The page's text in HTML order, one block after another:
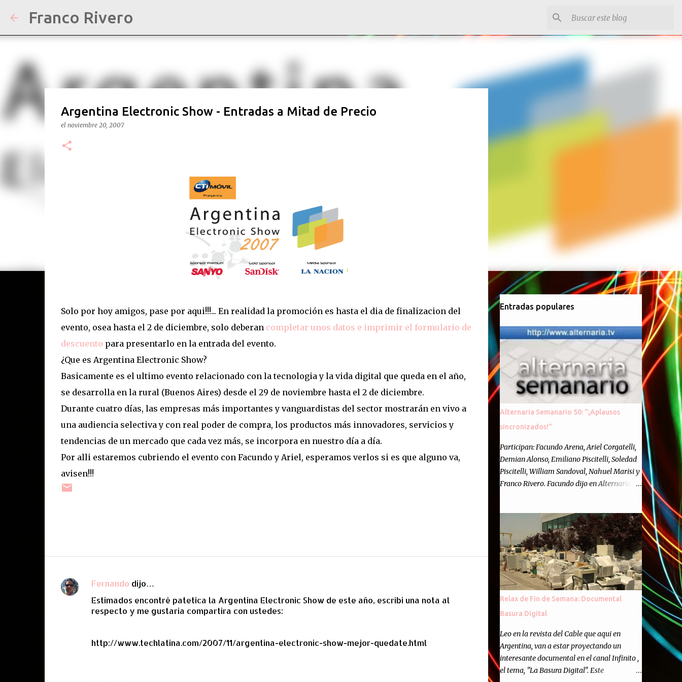
Franco Rivero
Argentina Electronic Show - Entradas a Mitad de Precio
el noviembre 20, 2007
Solo por hoy amigos, pase por aqui!!!... En realidad la promoción es hasta el dia de finalizacion del
evento, osea hasta el 2 de diciembre, solo deberan completar unos datos e imprimir el formulario de
descuento para presentarlo en la entrada del evento.
¿Que es Argentina Electronic Show?
Basicamente es el ultimo evento relacionado con la tecnologia y la vida digital que queda en el año,
se desarrolla en la rural (Buenos Aires) desde el 29 de noviembre hasta el 2 de diciembre.
Durante cuatro días, las empresas más importantes y vanguardistas del sector mostrarán en vivo a
una audiencia selectiva y con real poder de compra, los productos más innovadores, servicios y
tendencias de un mercado que cada vez más, se incorpora en nuestro día a día.
Por alli estaremos cubriendo el evento con Facundo y Ariel, esperamos verlos si es que alguno va,
avisen!!!
C
Fernando dijo…
Estimados encontré patetica la Argentina Electronic Show de este año, escribi una nota al
respecto y me gustaria compartira con ustedes:
http://www.techlatina.com/2007/11/argentina-electronic-show-mejor-quedate.html
Entradas populares
Alternaria Semanario 50: "¡Aplausos
sincronizados!"
Participan: Facundo Arena, Ariel Corgatelli,
Demian Alonso, Emiliano Piscitelli, Soledad
Piscitelli, William Sandoval, Nahuel Marisi y
Franco Rivero. Facundo dijo en Alternaria :
Cincuenta ocasiones para ponernos en
contacto con ustedes y contarles las noticias
de tecnología más importantes, desde
nuestra propia óptica: un punto de vista
independiente e informal.Para festejarlo, se
nos ocurrió que estemos todos juntos; y
cuando digo "todos" me refiero a toda la
semanario como panelista, y a ustedes. Por
eso se nos ocurrió la idea de emitir video en
vivo. La tarea no fué facil, hubo que
coordinar horarios, preparar el estudio,
configurar muchos programejos y hacer
Relax de Fin de Semana: Documental
Basura Digital
Leo en la revista del Cable que aqui en
Argentina, van a estar proyectando un
interesante documental en el canal Infinito ,
el tema, "La Basura Digital". Este